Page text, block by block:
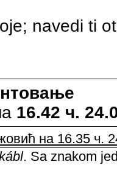
navedi ti
16.42 ч.
на 16.35 ч.
. Sa znakom